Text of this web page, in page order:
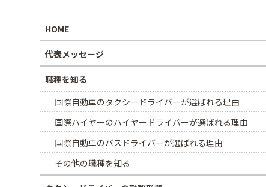
HOME
代表メッセージ
職種を知る
国際自動車のタクシードライバーが選ばれる理由
国際ハイヤーのハイヤードライバーが選ばれる理由
国際自動車のバスドライバーが選ばれる理由
その他の職種を知る